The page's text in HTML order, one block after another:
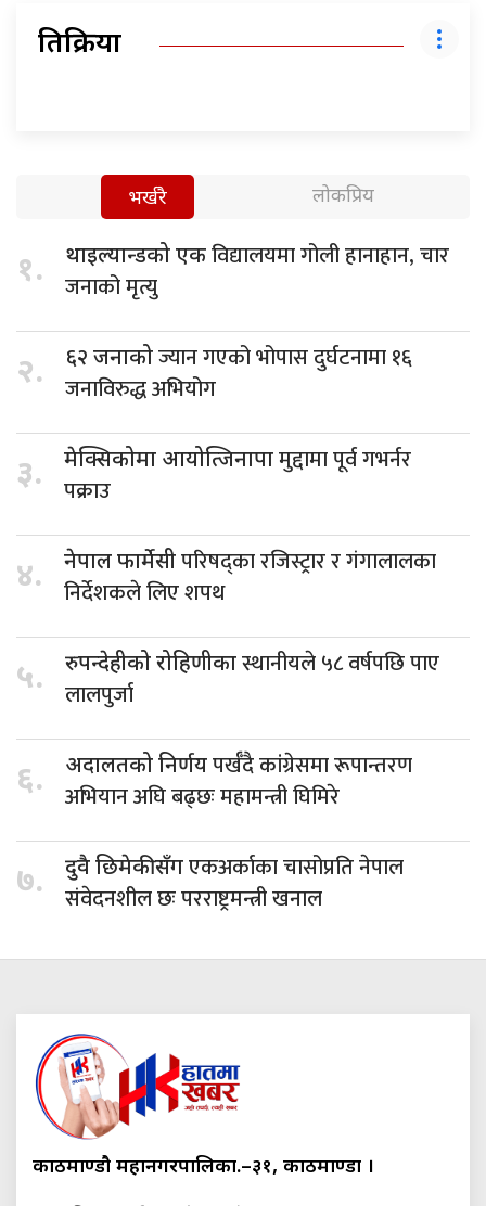
प्रतिक्रिया
भर्खरै लोकप्रिय
१. थाइल्यान्डको एकविद्यालयमा गोली हानाहान, चार
जनाको मृत्यु
२. ६२ जनाकोज्यान गएको भोपास दुर्घटनामा १६
जनाविरुद्ध अभियोग
३. मेक्सिकोमा आयोत्जिनापामुद्दामा पूर्व गभर्नर
पक्राउ
४. नेपाल फार्मेसीपरिषद्का रजिस्ट्रार र गंगालालका
निर्देशकले लिए शपथ
५. रुपन्देहीको रोहिणीकास्थानीयले ५८ वर्षपछि पाए
लालपुर्जा
६. अदालतको निर्णयपर्खँदै कांग्रेसमा रूपान्तरण
अभियान अघि बढ्छः महामन्त्री घिमिरे
७. दुवै छिमेकीसँगएकअर्काका चासोप्रति नेपाल
संवेदनशील छः परराष्ट्रमन्त्री खनाल
काठमाण्डौ महानगरपालिका.–३१, काठमाण्डौं ।